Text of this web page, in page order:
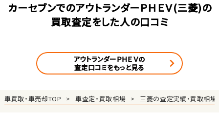
カーセブンでのアウトランダーＰＨＥＶ(三菱)の
買取査定をした人の口コミ
アウトランダーＰＨＥＶの
査定口コミをもっと見る
車買取・車売却TOP 車査定・買取相場 三菱の査定実績・買取相場